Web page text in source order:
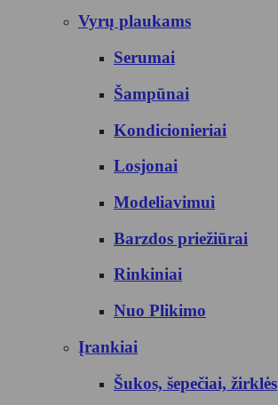
Vyrų plaukams
Serumai
Šampūnai
Kondicionieriai
Losjonai
Modeliavimui
Barzdos priežiūrai
Rinkiniai
Nuo Plikimo
Įrankiai
Šukos, šepečiai, žirklės